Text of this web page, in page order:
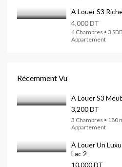
A Louer S3
4,000 DT
4 Chambres • 3
Appartement
Récemment Vu
A Louer S3
3,200 DT
3 Chambres • 180
Appartement
À Louer Un
Lac 2
10,000 DT